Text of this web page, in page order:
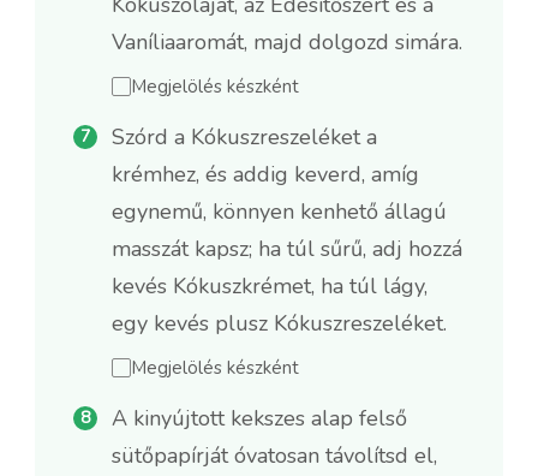
Vaníliaaromát, majd dolgozd simára.
Megjelölés készként
Szórd a Kókuszreszeléket a
krémhez, és addig keverd, amíg
egynemű, könnyen kenhető állagú
masszát kapsz; ha túl sűrű, adj hozzá
kevés Kókuszkrémet, ha túl lágy,
egy kevés plusz Kókuszreszeléket.
Megjelölés készként
A kinyújtott kekszes alap felső
sütőpapírját óvatosan távolítsd el,